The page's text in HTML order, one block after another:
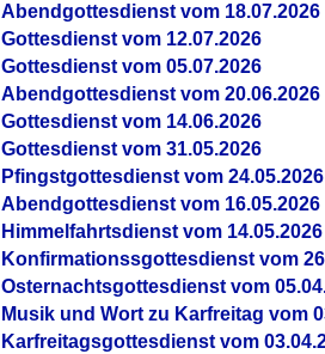
Abendgottesdienst vom 18.07.2026
Gottesdienst vom 12.07.2026
Gottesdienst vom 05.07.2026
Abendgottesdienst vom 20.06.2026
Gottesdienst vom 14.06.2026
Gottesdienst vom 31.05.2026
Pfingstgottesdienst vom 24.05.2026
Abendgottesdienst vom 16.05.2026
Himmelfahrtsdienst vom 14.05.2026
Konfirmationssgottesdienst vom
Osternachtsgottesdienst vom
Musik und Wort zu Karfreitag vom
Karfreitagsgottesdienst vom